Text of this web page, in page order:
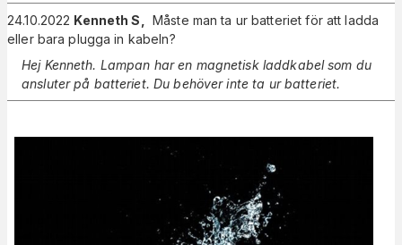
24.10.2022 Kenneth S
Måste man ta ur batteriet för att ladda
eller bara plugga in kabeln?
Hej Kenneth. Lampan har en magnetisk laddkabel som du
ansluter på batteriet. Du behöver inte ta ur batteriet.